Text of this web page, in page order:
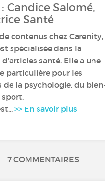
Candice Salomé,
Santé
contenus chez Carenity,
spécialisée dans la
santé. Elle a une
particulière pour les
de la psychologie, du
sport.
>> En savoir plus
7 COMMENTAIRES